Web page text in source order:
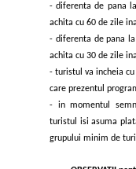
- diferenta de pana
achita cu 60 de zile
- diferenta de pana
achita cu 30 de zile
- turistul va incheia
care prezentul
- in momentul
turistul isi asuma
grupului minim de